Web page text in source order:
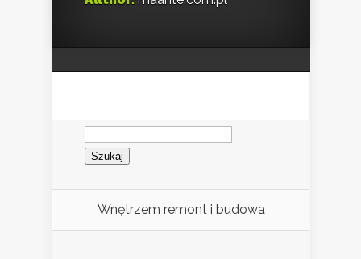
Szukaj:
Wnętrzem remont i budowa